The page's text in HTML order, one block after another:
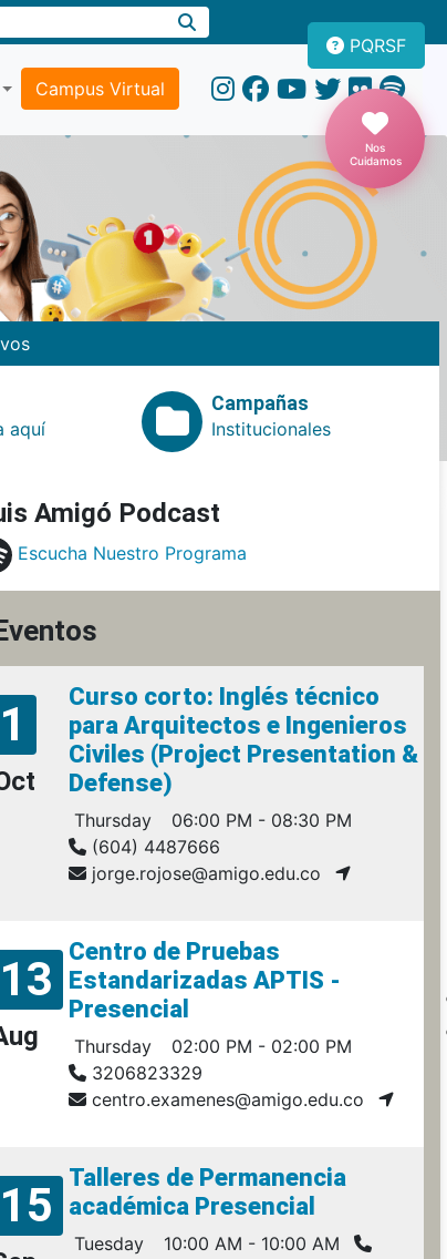
Campus Virtual
PQRSF
Nos
Cuidamos
aquí
Campañas
Institucionales
Amigó Podcast
Escucha Nuestro Programa
1
Curso corto: Inglés técnico
para Arquitectos e Ingenieros
Civiles (Project Presentation &
Defense)
Thursday
06:00 PM - 08:30 PM
(604) 4487666
jorge.rojose@amigo.edu.co
13
Centro de Pruebas
Estandarizadas APTIS -
Presencial
Thursday
02:00 PM - 02:00 PM
3206823329
centro.examenes@amigo.edu.co
15
Talleres de Permanencia
académica Presencial
Tuesday 10:00 AM - 10:00 AM